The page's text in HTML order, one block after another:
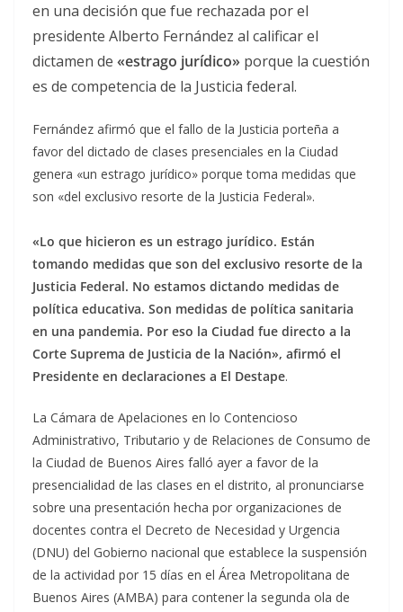
en una decisión que fue rechazada por el
presidente Alberto Fernández al calificar el
dictamen de «estrago jurídico» porque la cuestión
es de competencia de la Justicia federal.
Fernández afirmó que el fallo de la Justicia porteña a
favor del dictado de clases presenciales en la Ciudad
genera «un estrago jurídico» porque toma medidas que
son «del exclusivo resorte de la Justicia Federal».
«Lo que hicieron es un estrago jurídico. Están
tomando medidas que son del exclusivo resorte de la
Justicia Federal. No estamos dictando medidas de
política educativa. Son medidas de política sanitaria
en una pandemia. Por eso la Ciudad fue directo a la
Corte Suprema de Justicia de la Nación», afirmó el
Presidente en declaraciones a El Destape.
La Cámara de Apelaciones en lo Contencioso
Administrativo, Tributario y de Relaciones de Consumo de
la Ciudad de Buenos Aires falló ayer a favor de la
presencialidad de las clases en el distrito, al pronunciarse
sobre una presentación hecha por organizaciones de
docentes contra el Decreto de Necesidad y Urgencia
(DNU) del Gobierno nacional que establece la suspensión
de la actividad por 15 días en el Área Metropolitana de
Buenos Aires (AMBA) para contener la segunda ola de